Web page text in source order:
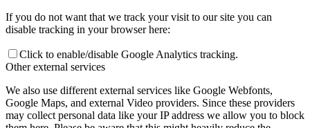
If you do not want that we track your visit to our site you can
disable tracking in your browser here:
Click to enable/disable Google Analytics tracking.
Other external services
We also use different external services like Google Webfonts,
Google Maps, and external Video providers. Since these providers
may collect personal data like your IP address we allow you to block